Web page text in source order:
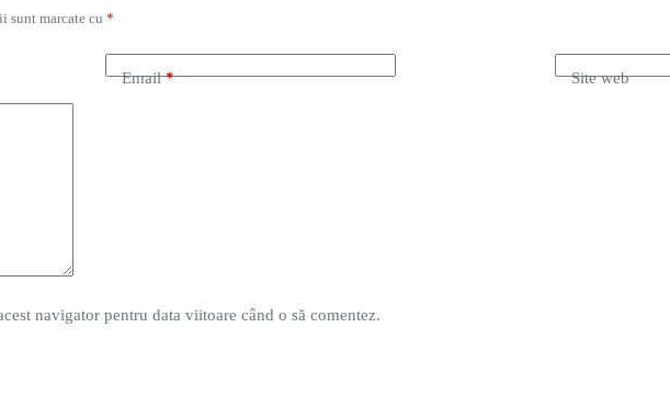
sunt marcate cu *
Email* Site web
navigator pentru data viitoare când o să comentez.